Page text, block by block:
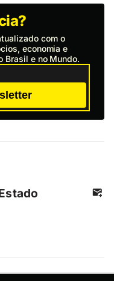
com o
economia e
Brasil e no Mundo.